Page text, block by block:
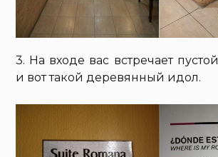
3. На входе вас встречает
и вот такой деревянный идол.